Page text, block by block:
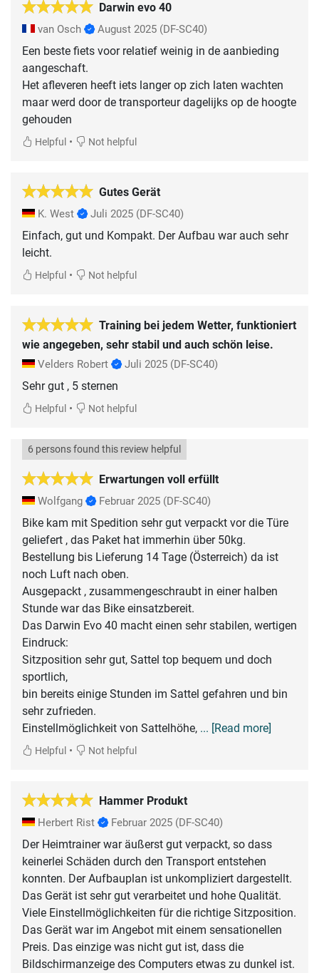
Darwin evo 40
van Osch August 2025 (DF-SC40)
Een beste fiets voor relatief weinig in de aanbieding
aangeschaft.
Het afleveren heeft iets langer op zich laten wachten
maar werd door de transporteur dagelijks op de hoogte
gehouden
Helpful • Not helpful
Gutes Gerät
K. West Juli 2025 (DF-SC40)
Einfach, gut und Kompakt. Der Aufbau war auch sehr
leicht.
Helpful • Not helpful
Training bei jedem Wetter, funktioniert
wie angegeben, sehr stabil und auch schön leise.
Velders Robert Juli 2025 (DF-SC40)
Sehr gut , 5 sternen
Helpful • Not helpful
Erwartungen voll erfüllt
6 persons found this review helpful
Wolfgang Februar 2025 (DF-SC40)
Bike kam mit Spedition sehr gut verpackt vor die Türe
geliefert , das Paket hat immerhin über 50kg.
Bestellung bis Lieferung 14 Tage (Österreich) da ist
noch Luft nach oben.
Ausgepackt , zusammengeschraubt in einer halben
Stunde war das Bike einsatzbereit.
Das Darwin Evo 40 macht einen sehr stabilen, wertigen
Eindruck:
Sitzposition sehr gut, Sattel top bequem und doch
sportlich,
bin bereits einige Stunden im Sattel gefahren und bin
sehr zufrieden.
Einstellmöglichkeit von Sattelhöhe, ... [Read more]
Helpful • Not helpful
Hammer Produkt
Herbert Rist Februar 2025 (DF-SC40)
Der Heimtrainer war äußerst gut verpackt, so dass
keinerlei Schäden durch den Transport entstehen
konnten. Der Aufbauplan ist unkompliziert dargestellt.
Das Gerät ist sehr gut verarbeitet und hohe Qualität.
Viele Einstellmöglichkeiten für die richtige Sitzposition.
Das Gerät war im Angebot mit einem sensationellen
Preis. Das einzige was nicht gut ist, dass die
Bildschirmanzeige des Computers etwas zu dunkel ist.